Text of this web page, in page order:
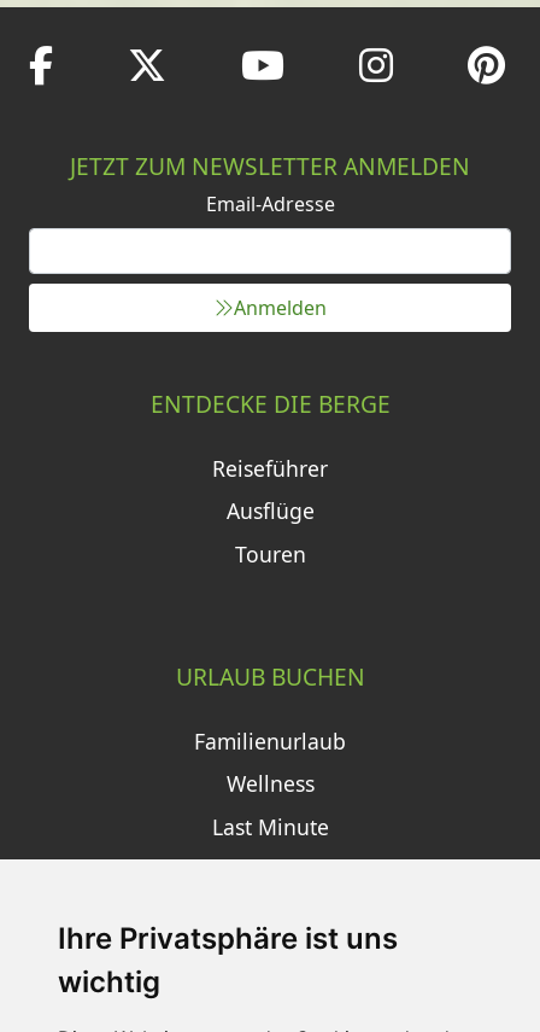
Ihre Privatsphäre ist uns
wichtig
JETZT ZUM NEWSLETTER ANMELDEN
Email-Adresse
Anmelden
ENTDECKE DIE BERGE
Reiseführer
Ausflüge
Touren
URLAUB BUCHEN
Familienurlaub
Wellness
Last Minute
SCHNEEHÖHEN SKI APP
Die Schneehoehen Ski APP für iOS und Android - Ein
Muss für alle Wintersportler und Schneefreaks!